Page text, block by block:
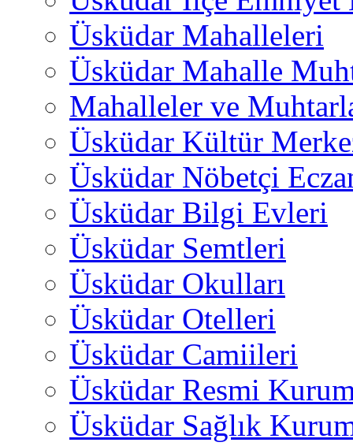
Üsküdar Mahalleleri
Üsküdar Mahalle
Mahalleler ve
Üsküdar Kültür
Üsküdar Nöbetçi
Üsküdar Bilgi Evleri
Üsküdar Semtleri
Üsküdar Okulları
Üsküdar Otelleri
Üsküdar Camiileri
Üsküdar Resmi
Üsküdar Sağlık